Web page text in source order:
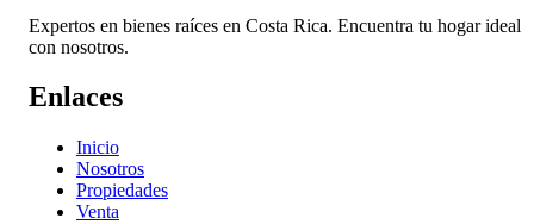
Expertos en bienes raíces en Costa Rica. Encuentra tu hogar ideal
con nosotros.
Enlaces
Inicio
Nosotros
Propiedades
Venta